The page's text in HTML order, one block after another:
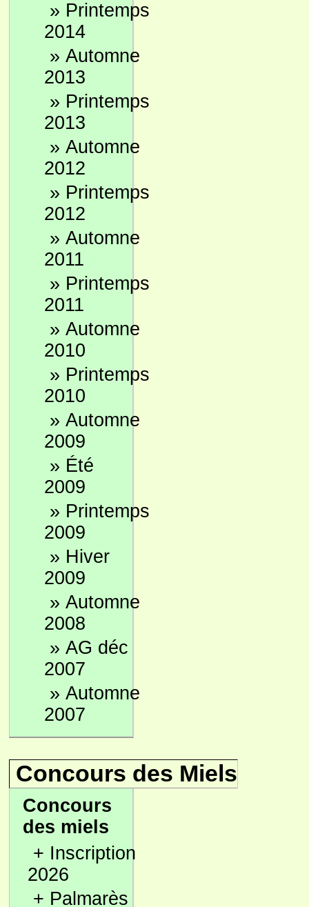
» Printemps
2014
» Automne
2013
» Printemps
2013
» Automne
2012
» Printemps
2012
» Automne
2011
» Printemps
2011
» Automne
2010
» Printemps
2010
» Automne
2009
» Été
2009
» Printemps
2009
» Hiver
2009
» Automne
2008
» AG déc
2007
» Automne
2007
Concours des Miels
Concours
des miels
+ Inscription
2026
+ Palmarès